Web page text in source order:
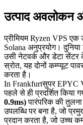
उत्पाद अवलोकन
प्रीमियम Ryzen VPS एक
Solana अनुप्रयोग।
उसी नेटवर्क और डेटा सेंटर
स्रोत, यह दोनों कम्प्यूट
करता है।
In Frankfurtसुपर EPYC
पहले से ही प्रदर्शित किया
0.9ms)पारंपरिक की
उपलब्धि पर बना है, जो
प्रदान करता है, जो उच्च